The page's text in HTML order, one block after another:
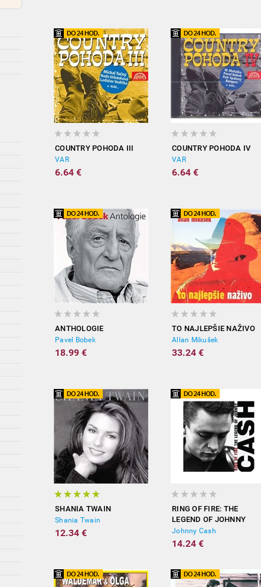
COUNTRY POHODA III
VAR
6.64 €
COUNTRY POHODA IV
VAR
6.64 €
ANTHOLOGIE
Pavel Bobek
18.99 €
TO NAJLEPŠIE NAŽIVO
Allan Mikušek
33.24 €
SHANIA TWAIN
Shania Twain
12.34 €
RING OF FIRE: THE
LEGEND OF JOHNNY
CASH
Johnny Cash
14.24 €